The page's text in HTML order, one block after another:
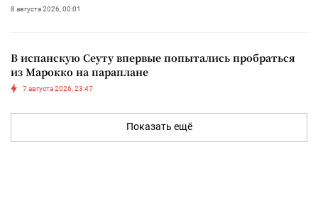
8 августа 2026, 00:01
В испанскую Сеуту впервые попытались пробраться
из Марокко на параплане
7 августа 2026, 23:47
Показать ещё